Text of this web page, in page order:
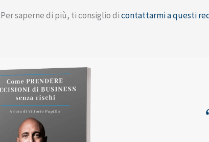
Per saperne di più, ti consiglio dicontattarmi a questi